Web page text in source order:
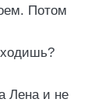
Потом
Лена и не